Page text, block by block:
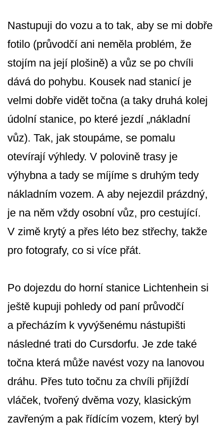
Nastupuji do vozu a to tak, aby se mi dobře
fotilo (průvodčí ani neměla problém, že
stojím na její plošině) a vůz se po chvíli
dává do pohybu. Kousek nad stanicí je
velmi dobře vidět točna (a taky druhá kolej
údolní stanice, po které jezdí „nákladní
vůz). Tak, jak stoupáme, se pomalu
otevírají výhledy. V polovině trasy je
výhybna a tady se míjíme s druhým tedy
nákladním vozem. A aby nejezdil prázdný,
je na něm vždy osobní vůz, pro cestující.
V zimě krytý a přes léto bez střechy, takže
pro fotografy, co si více přát.
Po dojezdu do horní stanice Lichtenhein si
ještě kupuji pohledy od paní průvodčí
a přecházím k vyvýšenému nástupišti
následné trati do Cursdorfu. Je zde také
točna která může navést vozy na lanovou
dráhu. Přes tuto točnu za chvíli přijíždí
vláček, tvořený dvěma vozy, klasickým
zavřeným a pak řídícím vozem, který byl